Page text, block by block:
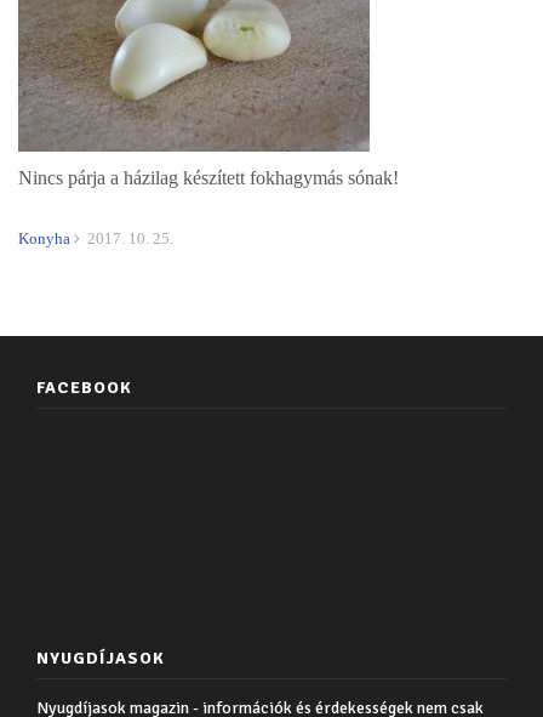
Nincs párja a házilag készített fokhagymás sónak!
Konyha 2017. 10. 25.
FACEBOOK
NYUGDÍJASOK
Nyugdíjasok magazin - információk és érdekességek nem csak